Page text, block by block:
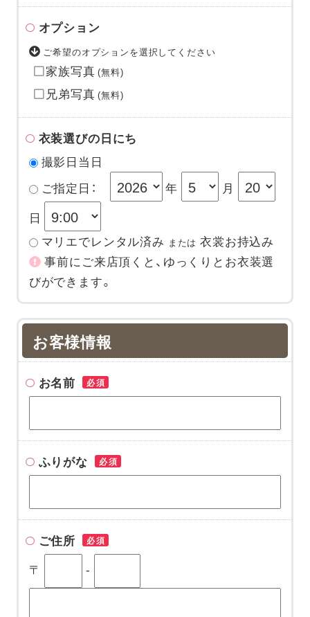
オプション
ご希望のオプションを選択してください
家族写真 (無料)
兄弟写真 (無料)
衣装選びの日にち
撮影日当日
ご指定日：
年
月
日
マリエでレンタル済み または 衣裳お持込み
事前にご来店頂くと、ゆっくりとお衣装選
びができます。
お客様情報
お名前 必須
ふりがな 必須
ご住所 必須
〒 -